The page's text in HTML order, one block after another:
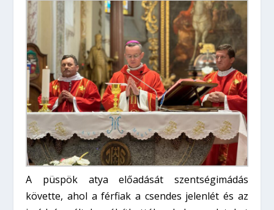
A püspök atya előadását szentségimádás
követte, ahol a férfiak a csendes jelenlét és az